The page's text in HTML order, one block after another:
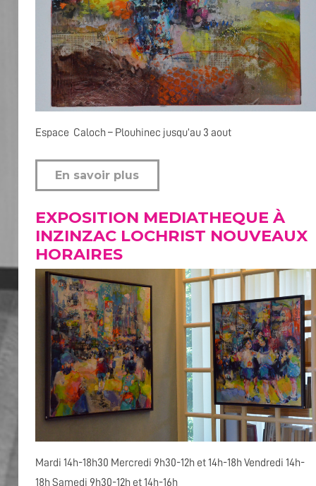
Espace Caloch – Plouhinec jusqu’au 3 aout
En savoir plus
EXPOSITION MEDIATHEQUE À
INZINZAC LOCHRIST NOUVEAUX
HORAIRES
Mardi 14h-18h30 Mercredi 9h30-12h et 14h-18h Vendredi 14h-
18h Samedi 9h30-12h et 14h-16h